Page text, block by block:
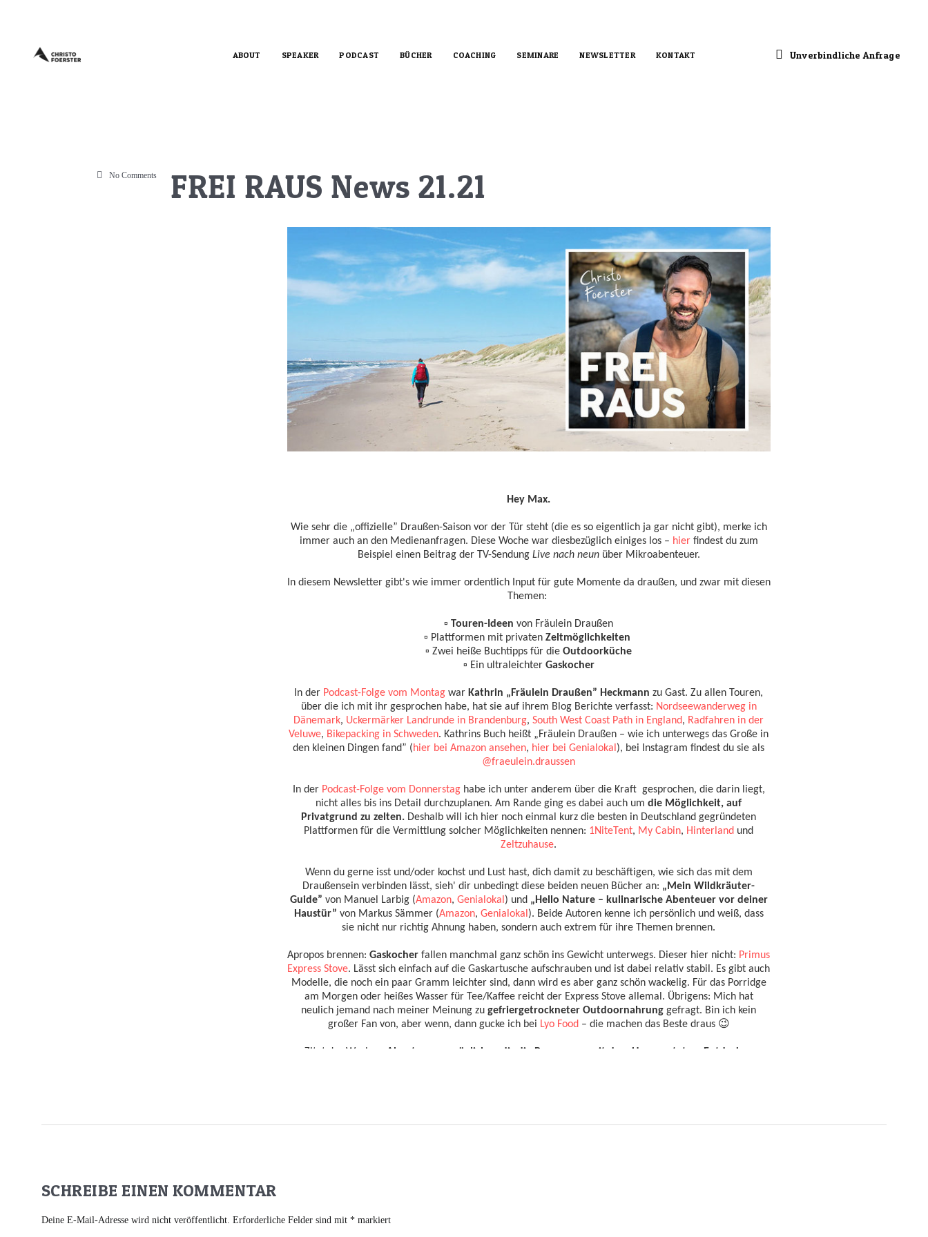
ABOUT SPEAKER PODCAST BÜCHER COACHING SEMINARE NEWSLETTER KONTAKT Unverbindliche Anfrage
No Comments FREI RAUS News 21.21
SCHREIBE EINEN KOMMENTAR
Deine E-Mail-Adresse wird nicht veröffentlicht. Erforderliche Felder sind mit * markiert